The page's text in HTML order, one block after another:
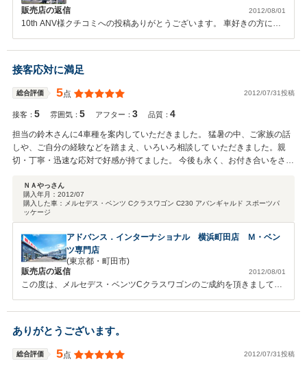
販売店の返信 2012/08/01
10th ANV様クチコミへの投稿ありがとうございます。 車好きの方に販
売させて頂き嬉しく思ってます・・・今後のアフターサービスも一生懸
命にさせて頂きます。 お気づきな事があれば、お気軽に声をかけて下
さい。 今後ともよろしくお願いします！！
接客応対に満足
総合評価 5点 2012/07/31投稿
接客：5 雰囲気：5 アフター：3 品質：4
担当の鈴木さんに4車種を案内していただきました。 猛暑の中、ご家族の話
しや、ご自分の経験などを踏まえ、いろいろ相談して いただきました。親
切・丁寧・迅速な応対で好感が持てました。 今後も永く、お付き合いをさせ
ＮＡやっさん
購入年月： 2012/07
購入した車：
メルセデス・ベンツ Cクラスワゴン C230 アバンギャルド スポーツパ
ッケージ
アドバンス．インターナショナル 横浜町田店 Ｍ・ベン
ツ専門店
(東京都・町田市)
販売店の返信
2012/08/01
この度は、メルセデス・ベンツCクラスワゴンのご成約を頂きまして誠
にありがとう御座います！今回のお車はオプション装備も充実している
こだわりの１台になりますので末永く可愛がって頂けましたら幸いで御
座います。これからはアドバンスが全面的にサポートさせて頂きますの
で気になる内容御座いましたらお気軽にご相談下さいませ。また、お近
くにお越しの際はお気軽に遊びにお立ち寄り頂けましたら幸いで御座い
ます。
ありがとうございます。
総合評価 5点 2012/07/31投稿